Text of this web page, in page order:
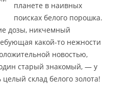
планете в наивных
поисках белого порошка.
дозы, никчемный
какой-то нежности
новостью,
старый знакомый, — у
склад белого золота!